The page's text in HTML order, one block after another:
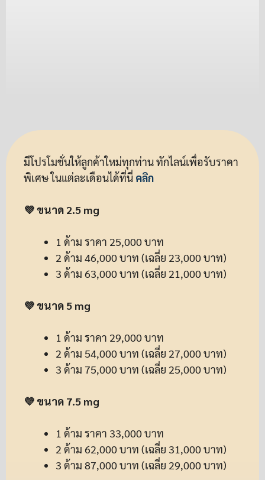
มีโปรโมชั่นให้ลูกค้าใหม่ทุกท่าน ทักไลน์เพื่อรับราคา
พิเศษ ในแต่ละเดือนได้ที่นี่ คลิก
💜 ขนาด 2.5 mg
1 ด้าม ราคา 25,000 บาท
2 ด้าม 46,000 บาท (เฉลี่ย 23,000 บาท)
3 ด้าม 63,000 บาท (เฉลี่ย 21,000 บาท)
💜 ขนาด 5 mg
1 ด้าม ราคา 29,000 บาท
2 ด้าม 54,000 บาท (เฉลี่ย 27,000 บาท)
3 ด้าม 75,000 บาท (เฉลี่ย 25,000 บาท)
💜 ขนาด 7.5 mg
1 ด้าม ราคา 33,000 บาท
2 ด้าม 62,000 บาท (เฉลี่ย 31,000 บาท)
3 ด้าม 87,000 บาท (เฉลี่ย 29,000 บาท)